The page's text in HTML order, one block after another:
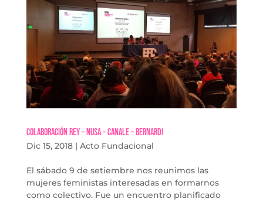
Colaboración Rey – Nusa – Canale – Bernardi
Dic 15, 2018| Acto Fundacional
El sábado 9 de setiembre nos reunimos las
mujeres feministas interesadas en formarnos
como colectivo. Fue un encuentro planificado